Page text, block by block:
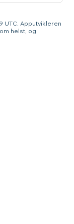
UTC. Apputvikleren
helst, og